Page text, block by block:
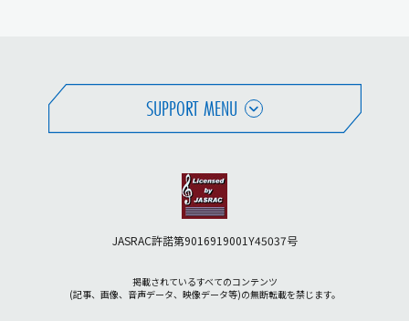
SUPPORT MENU
JASRAC許諾第9016919001Y45037号
掲載されているすべてのコンテンツ
(記事、画像、音声データ、映像データ等)の無断転載を禁じます。